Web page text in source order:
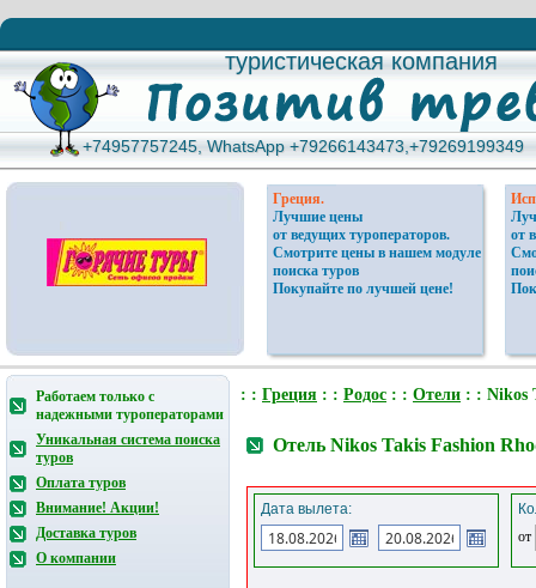
туристическая компания
туристическая компания
+74957757245, WhatsApp +79266143473,+79269199349
+74957757245, WhatsApp +79266143473,+79269199349
Греция.
Лучшие цены
от ведущих туроператоров.
Смотрите цены в нашем модуле
поиска туров
Покупайте по лучшей цене!
от
Работаем только с
надежными туроператорами
Уникальная система поиска
туров
Оплата туров
Внимание! Акции!
Доставка туров
О компании
: : Греция : : Родос : : Отели : : Nikos
Отель Nikos Takis Fashion
Дата вылета:
от